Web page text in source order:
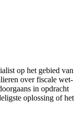
op het gebied van
over fiscale wet-
in opdracht
oplossing of het